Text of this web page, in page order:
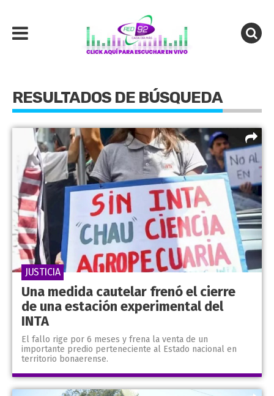
RESULTADOS DE BÚSQUEDA
Una medida cautelar frenó el cierre
de una estación experimental del
INTA
El fallo rige por 6 meses y frena la venta de un
importante predio perteneciente al Estado nacional en
territorio bonaerense.
JUSTICIA